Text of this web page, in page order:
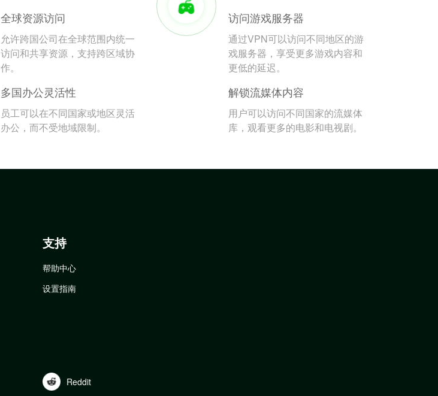
全球资源访问
允许跨国公司在全球范围内统一
访问和共享资源，支持跨区域协
作。
多国办公灵活性
员工可以在不同国家或地区灵活
办公，而不受地域限制。
访问游戏服务器
通过VPN可以访问不同地区的游
戏服务器，享受更多游戏内容和
更低的延迟。
解锁流媒体内容
用户可以访问不同国家的流媒体
库，观看更多的电影和电视剧。
支持
帮助中心
设置指南
Reddit